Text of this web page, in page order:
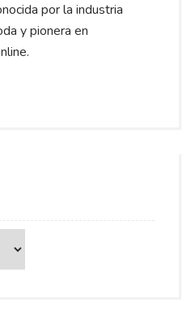
por la industria
y pionera en